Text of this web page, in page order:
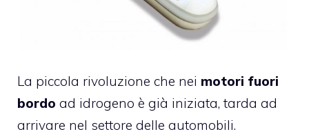
La piccola rivoluzione che nei motori fuori
bordo ad idrogeno è già iniziata, tarda ad
arrivare nel settore delle automobili.